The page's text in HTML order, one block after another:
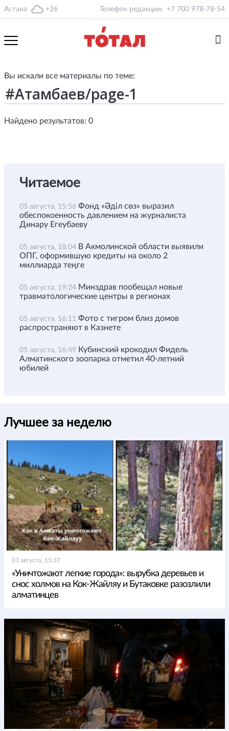
Астана +26 Телефон редакции: +7 700 978-78-54
Вы искали все материалы по теме:
Найдено результатов: 0
Читаемое
05 августа, 15:56 Фонд «Әділ сөз» выразил
обеспокоенность давлением на журналиста
Динару Егеубаеву
05 августа, 18:04 В Акмолинской области выявили
ОПГ, оформившую кредиты на около 2
миллиарда теңге
05 августа, 19:24 Минздрав пообещал новые
травматологические центры в регионах
05 августа, 16:11 Фото с тигром близ домов
распространяют в Казнете
05 августа, 16:49 Кубинский крокодил Фидель
Алматинского зоопарка отметил 40-летний
юбилей
Лучшее за неделю
03 августа, 15:37
«Уничтожают легкие города»: вырубка деревьев и
снос холмов на Кок-Жайляу и Бутаковке разозлили
алматинцев